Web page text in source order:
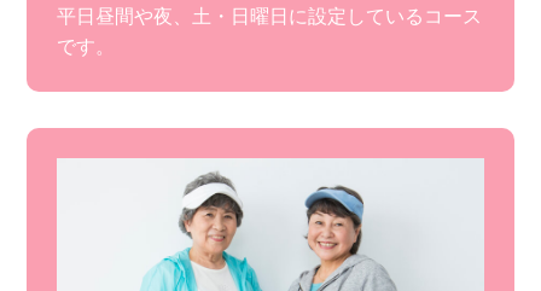
平日昼間や夜、土・日曜日に設定しているコース
です。